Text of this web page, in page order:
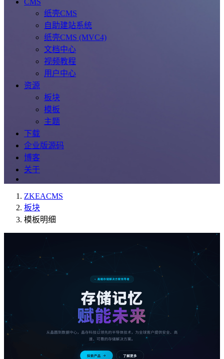
CMS
纸壳CMS
自助建站系统
纸壳CMS (MVC4)
文档中心
视频教程
用户中心
资源
板块
模板
主题
下载
企业版源码
博客
关于
ZKEACMS
板块
模板明细